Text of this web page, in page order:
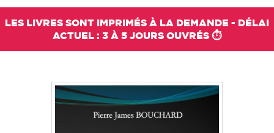
LES LIVRES SONT IMPRIMÉS À LA DEMANDE - DÉLAI
ACTUEL : 3 À 5 JOURS OUVRÉS ⏱️